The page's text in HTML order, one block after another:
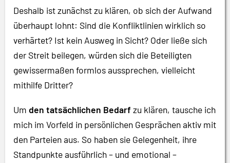
Deshalb ist zunächst zu klären, ob sich der Aufwand
überhaupt lohnt: Sind die Konfliktlinien wirklich so
verhärtet? Ist kein Ausweg in Sicht? Oder ließe sich
der Streit beilegen, würden sich die Beteiligten
gewissermaßen formlos aussprechen, vielleicht
mithilfe Dritter?
Um den tatsächlichen Bedarf zu klären, tausche ich
mich im Vorfeld in persönlichen Gesprächen aktiv mit
den Parteien aus. So haben sie Gelegenheit, ihre
Standpunkte ausführlich – und emotional –